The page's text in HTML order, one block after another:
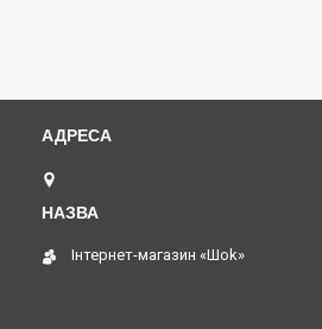
Інтернет-магазин «Шоk»